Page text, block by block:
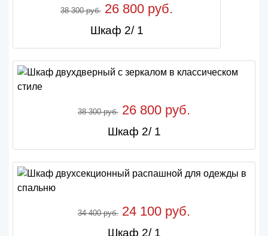
38 300 руб. 26 800 руб.
Шкаф 2/ 1
38 300 руб. 26 800 руб.
Шкаф 2/ 1
34 400 руб. 24 100 руб.
Шкаф 2/ 1